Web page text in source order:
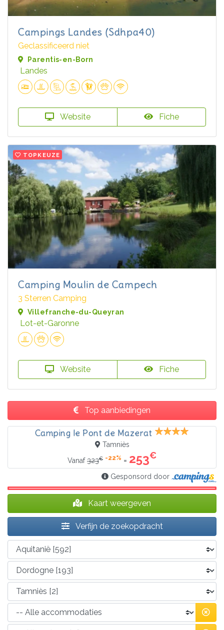
Campings Landes (Sdhpa40)
Geclassificeerd niet
Parentis-en-Born
Landes
Website Fiche
TOPKEUZE
Camping Moulin de Campech
3 Sterren Camping
Villefranche-du-Queyran
Lot-et-Garonne
Website Fiche
Top aanbiedingen
Camping le Pont de Mazerat
Tamniès
Vanaf323€ -22% = 253€
Gesponsord door
Kaart weergeven
Verfijn de zoekopdracht